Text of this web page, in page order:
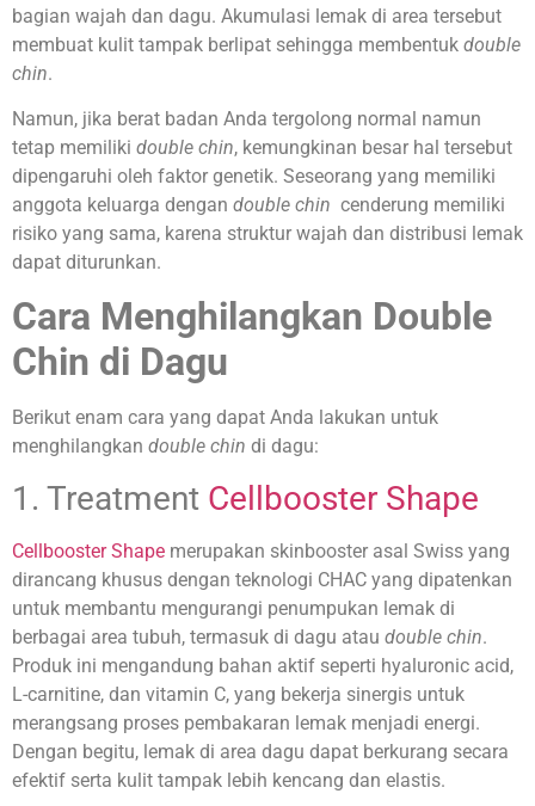
bagian wajah dan dagu. Akumulasi lemak di area tersebut
membuat kulit tampak berlipat sehingga membentuk double
chin.
Namun, jika berat badan Anda tergolong normal namun
tetap memiliki double chin, kemungkinan besar hal tersebut
dipengaruhi oleh faktor genetik. Seseorang yang memiliki
anggota keluarga dengan double chin cenderung memiliki
risiko yang sama, karena struktur wajah dan distribusi lemak
dapat diturunkan.
Cara Menghilangkan Double
Chin di Dagu
Berikut enam cara yang dapat Anda lakukan untuk
menghilangkan double chin di dagu:
1. Treatment Cellbooster Shape
Cellbooster Shape merupakan skinbooster asal Swiss yang
dirancang khusus dengan teknologi CHAC yang dipatenkan
untuk membantu mengurangi penumpukan lemak di
berbagai area tubuh, termasuk di dagu atau double chin.
Produk ini mengandung bahan aktif seperti hyaluronic acid,
L-carnitine, dan vitamin C, yang bekerja sinergis untuk
merangsang proses pembakaran lemak menjadi energi.
Dengan begitu, lemak di area dagu dapat berkurang secara
efektif serta kulit tampak lebih kencang dan elastis.